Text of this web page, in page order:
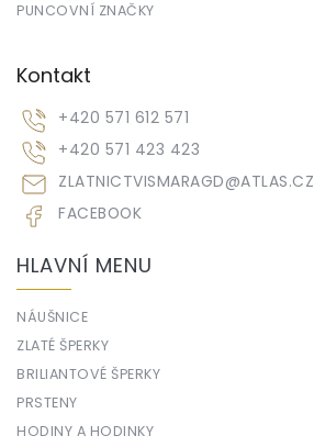
PUNCOVNÍ ZNAČKY
Kontakt
ZLATNICTVISMARAGD@ATLAS.CZ
+420 571 612 571
+420 571 423 423
FACEBOOK
HLAVNÍ MENU
NÁUŠNICE
ZLATÉ ŠPERKY
BRILIANTOVÉ ŠPERKY
PRSTENY
HODINY A HODINKY